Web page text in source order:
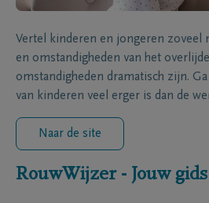
Vertel kinderen en jongeren zoveel
en omstandigheden van het
omstandigheden dramatisch zijn.
van kinderen veel erger is dan de
Naar de site
RouwWijzer - Jouw